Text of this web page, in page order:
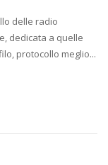
delle radio
dedicata a quelle
protocollo meglio...